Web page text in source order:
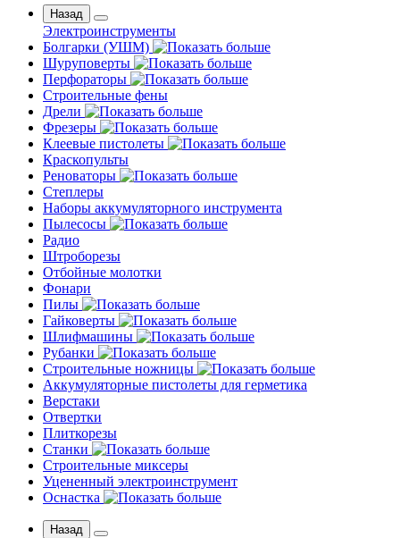
Назад
Электроинструменты
Болгарки (УШМ)
Шуруповерты
Перфораторы
Строительные фены
Дрели
Фрезеры
Клеевые пистолеты
Краскопульты
Реноваторы
Степлеры
Наборы аккумуляторного инструмента
Пылесосы
Радио
Штроборезы
Отбойные молотки
Фонари
Пилы
Гайковерты
Шлифмашины
Рубанки
Строительные ножницы
Аккумуляторные пистолеты для герметика
Верстаки
Отвертки
Плиткорезы
Станки
Строительные миксеры
Уцененный электроинструмент
Оснастка
Назад